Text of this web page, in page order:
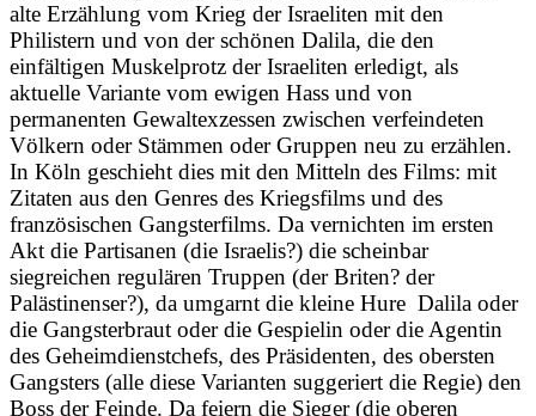
alte Erzählung vom Krieg der Israeliten mit den
Philistern und von der schönen Dalila, die den
einfältigen Muskelprotz der Israeliten erledigt, als
aktuelle Variante vom ewigen Hass und von
permanenten Gewaltexzessen zwischen verfeindeten
Völkern oder Stämmen oder Gruppen neu zu erzählen.
In Köln geschieht dies mit den Mitteln des Films: mit
Zitaten aus den Genres des Kriegsfilms und des
französischen Gangsterfilms. Da vernichten im ersten
Akt die Partisanen (die Israelis?) die scheinbar
siegreichen regulären Truppen (der Briten? der
Palästinenser?), da umgarnt die kleine Hure Dalila oder
die Gangsterbraut oder die Gespielin oder die Agentin
des Geheimdienstchefs, des Präsidenten, des obersten
Gangsters (alle diese Varianten suggeriert die Regie) den
Boss der Feinde. Da feiern die Sieger (die oberen